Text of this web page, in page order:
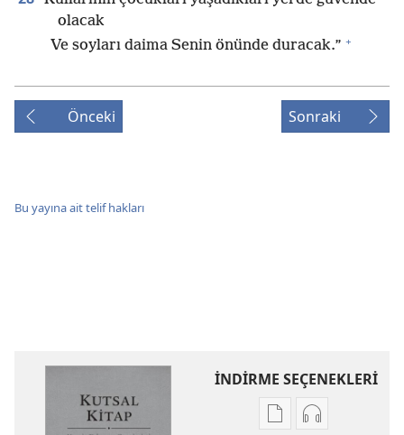
olacak
Ve soyları daima Senin önünde duracak.” +
Önceki Sonraki
Bu yayına ait telif hakları
İNDİRME SEÇENEKLERİ
Dijital Ses